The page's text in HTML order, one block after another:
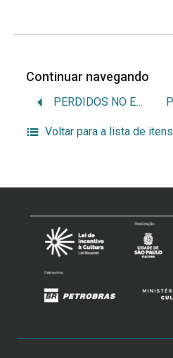
Continuar navegando
PERDIDOS NO ESPAÇO
Voltar para a lista de itens